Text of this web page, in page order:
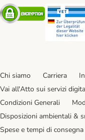
Security
Chi siamo Carriera
Vai all'Atto sui servizi
Condizioni Generali
Disposizioni ambientali &
Spese e tempi di consegna